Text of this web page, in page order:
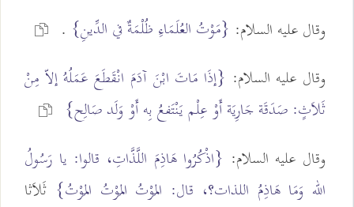
وقال عليه السلام: {مَوْتُ العُلَمَاءِ ظُلْمَةٌ في الدِّينِ} .
وقال عليه السلام: {إذَا مَاتَ ابْنَ آدَمَ انْقَطَعَ عَمَلُهُ إلاّ مِنْ
ثَلاَثٍ: صَدَقَة جَارِيَة أَوْ عِلْم يَنْتَفعُ بِه أَوْ وَلَد صَالِح}
وقال عليه السلام: {اذْكُرُوا هَاذِمَ اللَّذَّاتِ، قالوا: يا رَسُولُ
الله وَمَا هَاذِمُ اللذات؟، قال: المَوْتُ المَوْتُ المَوْتُ} ثَلاَثا